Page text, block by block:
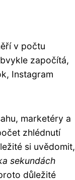
v počtu
započítá,
Instagram
marketéry a
zhlédnutí
si uvědomit,
sekundách
důležité